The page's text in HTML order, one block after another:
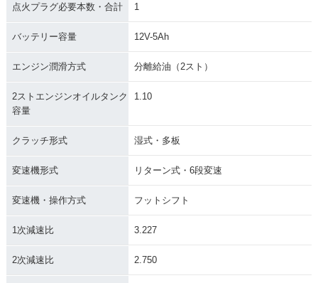
点火プラグ必要本数・合計 1
バッテリー容量 12V-5Ah
エンジン潤滑方式 分離給油（2スト）
2ストエンジンオイルタンク
容量
1.10
クラッチ形式 湿式・多板
変速機形式 リターン式・6段変速
変速機・操作方式 フットシフト
1次減速比 3.227
2次減速比 2.750